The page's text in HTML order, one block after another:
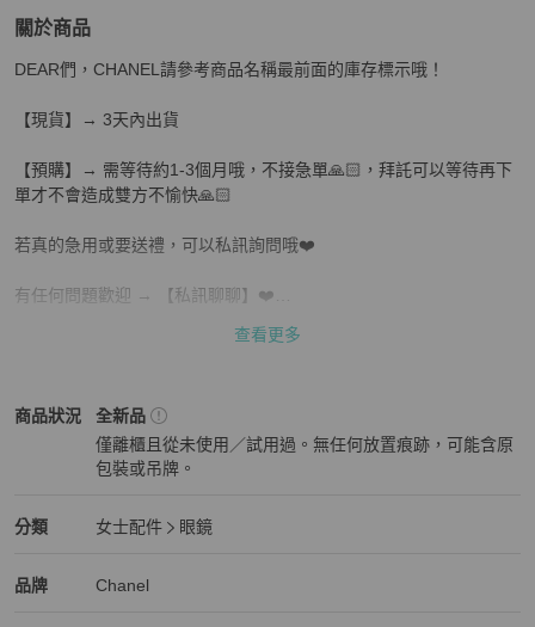
關於商品
關於【預購】麗睛眼鏡 Chanel【可刷卡分期】香奈兒
DEAR們，CHANEL請參考商品名稱最前面的庫存標示哦！
【現貨】→ 3天內出貨
【預購】→ 需等待約1-3個月哦，不接急單🙏🏻，拜託可以等待再下
單才不會造成雙方不愉快🙏🏻
若真的急用或要送禮，可以私訊詢問哦❤️
有任何問題歡迎 → 【私訊聊聊】❤️
＊歐美框鼻墊較低，會較貼臉，可另外加價製作塑膠鼻墊增高，歡迎
私訊小編詢問唷＊
查看更多
商品狀況
Chanel女士配件商品狀態與細節
全新品
僅離櫃且從未使用／試用過。無任何放置痕跡，可能含原
包裝或吊牌。
分類
Chanel 女士配件分類資訊
女士配件
眼鏡
品牌
Chanel 精品女士配件
Chanel
Chanel 推薦清單